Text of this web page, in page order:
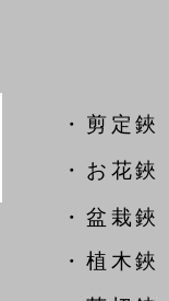
​・剪定鋏
​・お花鋏
・盆栽鋏
・植木鋏